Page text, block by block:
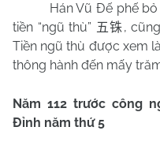
Hán Vũ Đế phế
tiền “ngũ thù” 五铢,
Tiền ngũ thù được xem
thông hành đến mấy
Năm 112 trước công
Đỉnh năm thứ 5